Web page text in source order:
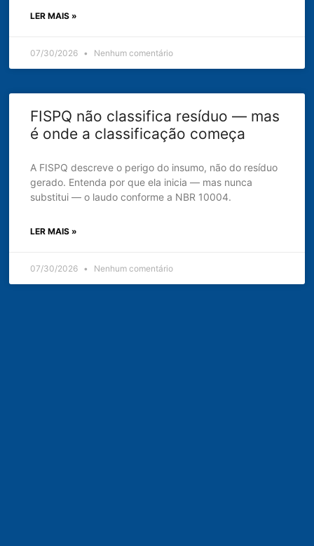
LER MAIS »
07/30/2026 Nenhum comentário
FISPQ não classifica resíduo — mas
é onde a classificação começa
A FISPQ descreve o perigo do insumo, não do resíduo
gerado. Entenda por que ela inicia — mas nunca
substitui — o laudo conforme a NBR 10004.
LER MAIS »
07/30/2026 Nenhum comentário